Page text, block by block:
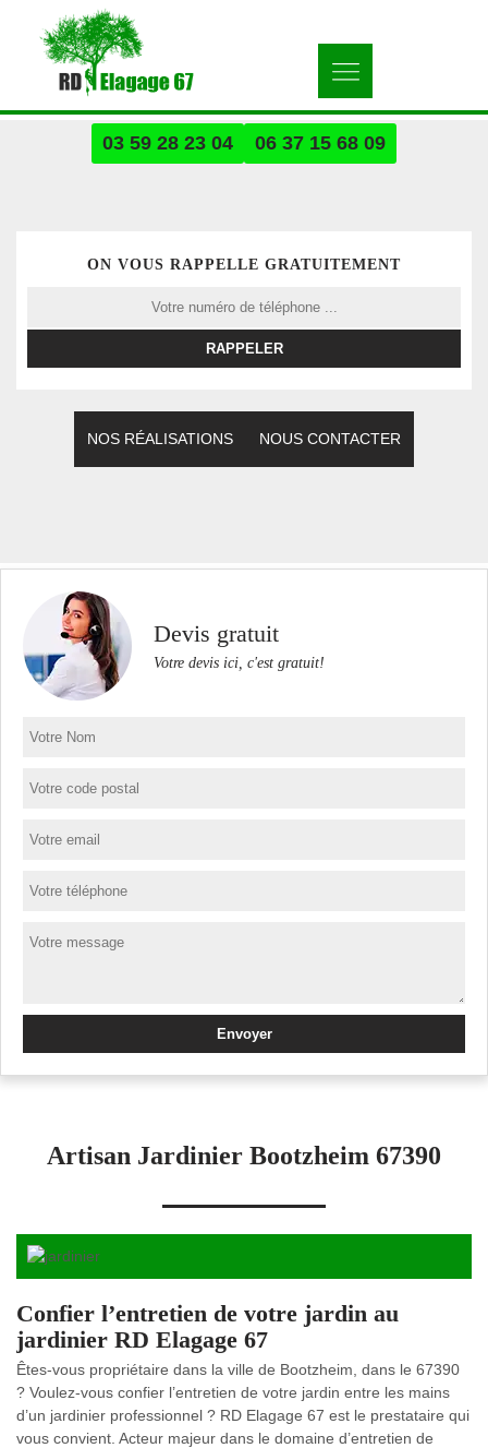
03 59 28 23 04 06 37 15 68 09
ON VOUS RAPPELLE GRATUITEMENT
NOS RÉALISATIONS NOUS CONTACTER
Devis gratuit
Votre devis ici, c'est gratuit!
Artisan Jardinier Bootzheim 67390
Confier l’entretien de votre jardin au
jardinier RD Elagage 67
Êtes-vous propriétaire dans la ville de Bootzheim, dans le 67390
? Voulez-vous confier l’entretien de votre jardin entre les mains
d’un jardinier professionnel ? RD Elagage 67 est le prestataire qui
vous convient. Acteur majeur dans le domaine d’entretien de